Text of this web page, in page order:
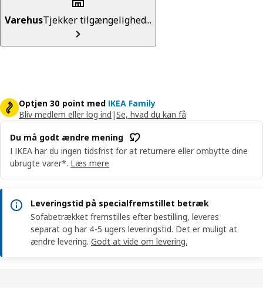
VarehusTjekker tilgængelighed...
Optjen 30 point med IKEA Family
Bliv medlem eller log ind |Se, hvad du kan få
Du må godt ændre mening
I IKEA har du ingen tidsfrist for at returnere eller ombytte dine
ubrugte varer*. Læs mere
Leveringstid på specialfremstillet betræk
Sofabetrækket fremstilles efter bestilling, leveres
separat og har 4-5 ugers leveringstid. Det er muligt at
ændre levering. Godt at vide om levering.